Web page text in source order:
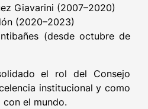
Giavarini (2007–2020)
(2020–2023)
(desde octubre de
el rol del Consejo
institucional y como
el mundo.